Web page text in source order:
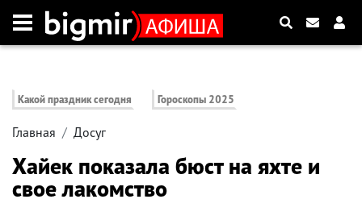
Какой праздник сегодня Гороскопы 2025
Главная Досуг
Хайек показала бюст на яхте и
свое лакомство